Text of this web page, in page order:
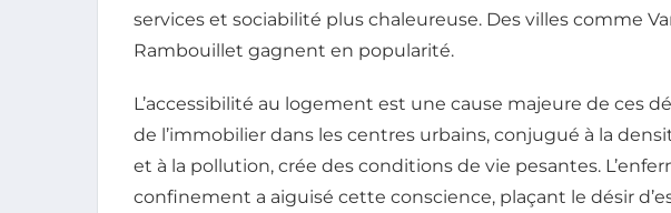
services et sociabilité plus chaleureuse. Des villes comme
Rambouillet gagnent en popularité.
L’accessibilité au logement est une cause majeure de ces
de l’immobilier dans les centres urbains, conjugué à la
et à la pollution, crée des conditions de vie pesantes.
confinement a aiguisé cette conscience, plaçant le désir